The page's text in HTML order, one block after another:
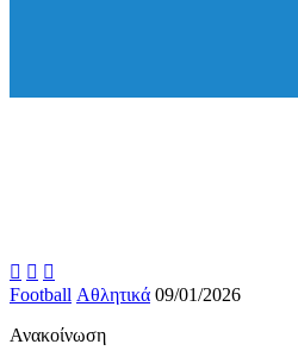
  
Football Αθλητικά 09/01/2026
Ανακοίνωση